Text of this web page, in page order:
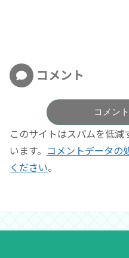
コメント
コメン
このサイトはスパムを低
います。 コメントデータの
ください。